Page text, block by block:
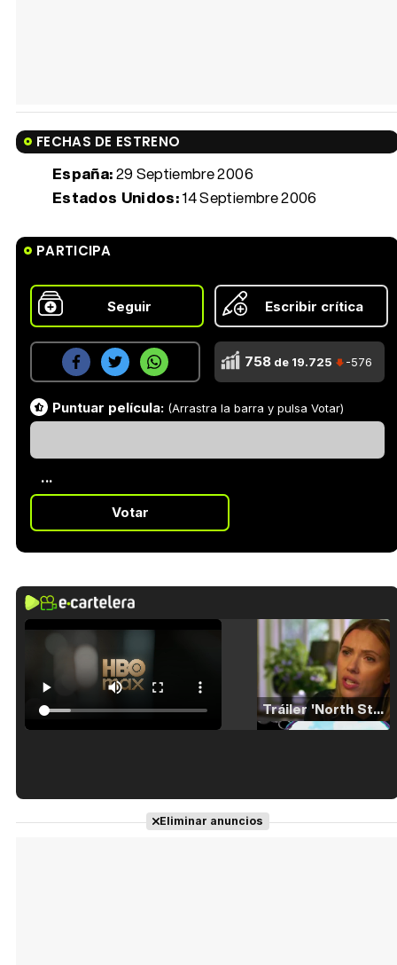
FECHAS DE ESTRENO
España:29 Septiembre 2006
Estados Unidos:14 Septiembre 2006
PARTICIPA
Seguir Escribir crítica
758 de 19.725 -576
Puntuar película: (Arrastra la barra y pulsa Votar)
...
Votar
Tráiler 'North Star' (2023)
Eliminar anuncios